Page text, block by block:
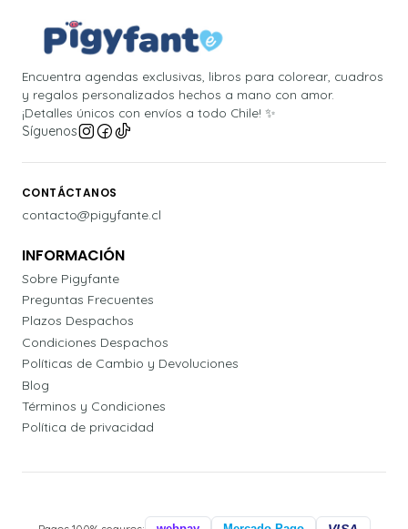
Encuentra agendas exclusivas, libros para colorear, cuadros
y regalos personalizados hechos a mano con amor.
¡Detalles únicos con envíos a todo Chile! ✨
Síguenos
CONTÁCTANOS
contacto@pigyfante.cl
INFORMACIÓN
Sobre Pigyfante
Preguntas Frecuentes
Plazos Despachos
Condiciones Despachos
Políticas de Cambio y Devoluciones
Blog
Términos y Condiciones
Política de privacidad